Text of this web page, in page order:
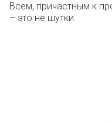
Всем, причастным к
– это не шутки.